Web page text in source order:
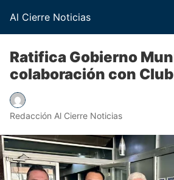
Al Cierre Noticias
Ratifica Gobierno
colaboración con
Redacción Al Cierre Noticias